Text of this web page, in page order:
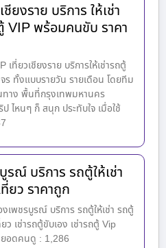
ยงราย บริการ ให้เช่า
VIP พร้อมคนขับ ราคา
เที่ยวเชียงราย บริการให้เช่ารถตู้
ทั้งแบบรายวัน รายเดือน โดยทีม
าง พื้นที่กรุงเทพมหานคร
ไหนๆ ก็ สนุก ประทับใจ เมื่อใช้
รณ์ บริการ รถตู้ให้เช่า
ยว ราคาถูก
งเพชรบูรณ์ บริการ รถตู้ให้เช่า รถตู้
ว เช่ารถตู้ขับเอง เช่ารถตู้ Vip
อดคนดู : 1,286